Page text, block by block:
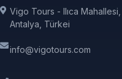
Vigo Tours - Ilıca
Antalya, Türkei
info@vigotours.com